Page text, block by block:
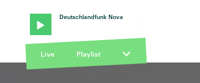
Deutschlandfunk Nova
Live Playlist